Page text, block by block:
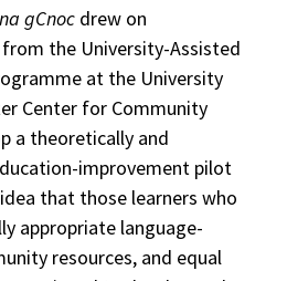
gCnoc drew on
the University-Assisted
at the University
Center for Community
a theoretically and
improvement pilot
that those learners who
appropriate language-
resources, and equal